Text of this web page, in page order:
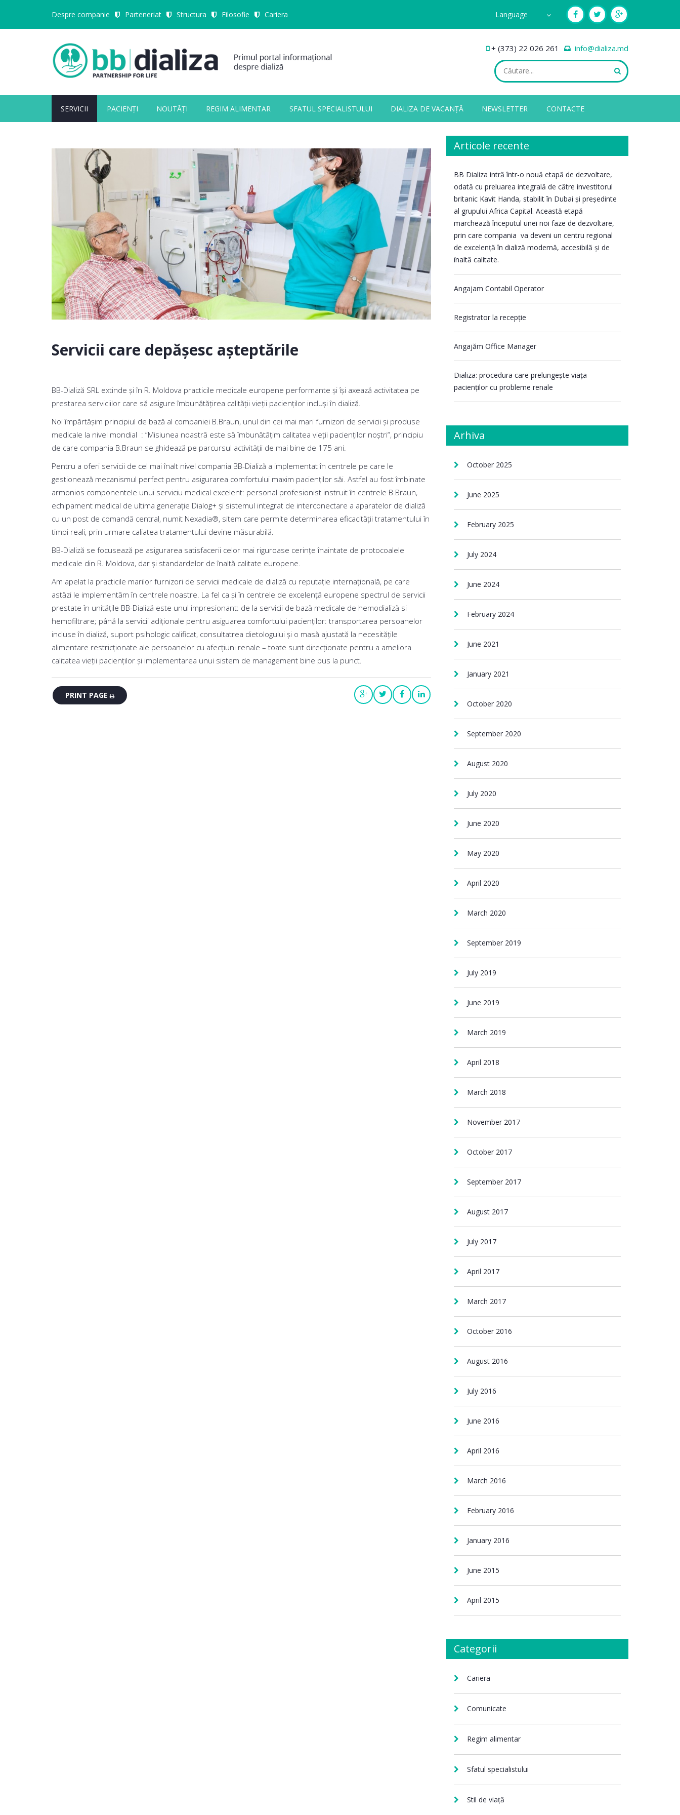
Despre companie Parteneriat Structura Filosofie Cariera Language
Close Appointment form
+ (373) 22 026 261 info@dializa.md
SERVICII PACIENȚI NOUTĂȚI REGIM ALIMENTAR SFATUL SPECIALISTULUI DIALIZA DE VACANȚĂ NEWSLETTER CONTACTE
Servicii care depășesc așteptările
BB-Dializă SRL extinde și în R. Moldova practicile medicale europene performante și își axează activitatea pe
prestarea serviciilor care să asigure îmbunătățirea calității vieții pacienților incluși în dializă.
Noi împărtășim principiul de bază al companiei B.Braun, unul din cei mai mari furnizori de servicii și produse
medicale la nivel mondial : “Misiunea noastră este să îmbunătăţim calitatea vieţii pacienţilor noştri“, principiu
de care compania B.Braun se ghidează pe parcursul activității de mai bine de 175 ani.
Pentru a oferi servicii de cel mai înalt nivel compania BB-Dializă a implementat în centrele pe care le
gestionează mecanismul perfect pentru asigurarea comfortului maxim pacienților săi. Astfel au fost îmbinate
armonios componentele unui serviciu medical excelent: personal profesionist instruit în centrele B.Braun,
echipament medical de ultima generație Dialog+ și sistemul integrat de interconectare a aparatelor de dializă
cu un post de comandă central, numit Nexadia®, sitem care permite determinarea eficacității tratamentului în
timpi reali, prin urmare caliatea tratamentului devine măsurabilă.
BB-Dializă se focusează pe asigurarea satisfacerii celor mai riguroase cerințe înaintate de protocoalele
medicale din R. Moldova, dar și standardelor de înaltă calitate europene.
Am apelat la practicile marilor furnizori de servicii medicale de dializă cu reputație internațională, pe care
astăzi le implementăm în centrele noastre. La fel ca și în centrele de excelență europene spectrul de servicii
prestate în unitățile BB-Dializă este unul impresionant: de la servicii de bază medicale de hemodializă si
hemofiltrare; până la servicii adiționale pentru asiguarea comfortului pacienților: transportarea persoanelor
incluse în dializă, suport psihologic calificat, consultatrea dietologului și o masă ajustată la necesitățile
alimentare restricționate ale persoanelor cu afecțiuni renale – toate sunt direcționate pentru a ameliora
calitatea vieţii pacienților și implementarea unui sistem de management bine pus la punct.
PRINT PAGE
Articole recente
BB Dializa intră într-o nouă etapă de dezvoltare,
odată cu preluarea integrală de către investitorul
britanic Kavit Handa, stabilit în Dubai și președinte
al grupului Africa Capital. Această etapă
marchează începutul unei noi faze de dezvoltare,
prin care compania va deveni un centru regional
de excelență în dializă modernă, accesibilă și de
înaltă calitate.
Angajam Contabil Operator
Registrator la recepție
Angajăm Office Manager
Dializa: procedura care prelungește viața
pacienților cu probleme renale
Arhiva
October 2025
June 2025
February 2025
July 2024
June 2024
February 2024
June 2021
January 2021
October 2020
September 2020
August 2020
July 2020
June 2020
May 2020
April 2020
March 2020
September 2019
July 2019
June 2019
March 2019
April 2018
March 2018
November 2017
October 2017
September 2017
August 2017
July 2017
April 2017
March 2017
October 2016
August 2016
July 2016
June 2016
April 2016
March 2016
February 2016
January 2016
June 2015
April 2015
Categorii
Cariera
Comunicate
Regim alimentar
Sfatul specialistului
Stil de viață